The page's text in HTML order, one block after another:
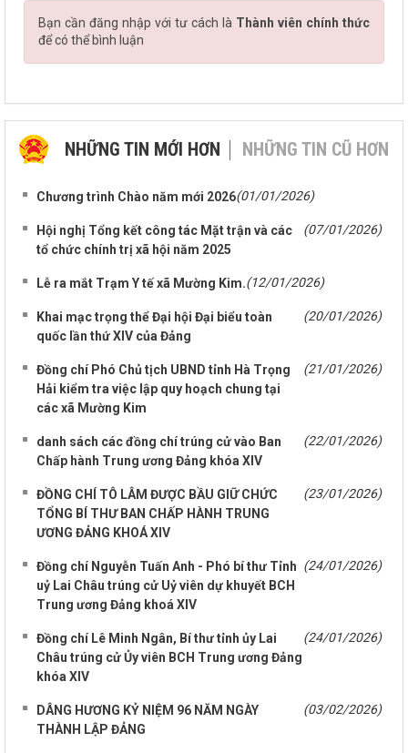
Bạn cần đăng nhập với tư cách là Thành viên chính thức
để có thể bình luận
NHỮNG TIN MỚI HƠN NHỮNG TIN CŨ HƠN
Chương trình Chào năm mới 2026(01/01/2026)
Hội nghị Tổng kết công tác Mặt trận và các
tổ chức chính trị xã hội năm 2025
(07/01/2026)
Lễ ra mắt Trạm Y tế xã Mường Kim.(12/01/2026)
Khai mạc trọng thể Đại hội Đại biểu toàn
quốc lần thứ XIV của Đảng
(20/01/2026)
Đồng chí Phó Chủ tịch UBND tỉnh Hà Trọng
Hải kiểm tra việc lập quy hoạch chung tại
các xã Mường Kim
(21/01/2026)
danh sách các đồng chí trúng cử vào Ban
Chấp hành Trung ương Đảng khóa XIV
(22/01/2026)
ĐỒNG CHÍ TÔ LÂM ĐƯỢC BẦU GIỮ CHỨC
TỔNG BÍ THƯ BAN CHẤP HÀNH TRUNG
ƯƠNG ĐẢNG KHOÁ XIV
(23/01/2026)
Đồng chí Nguyễn Tuấn Anh - Phó bí thư Tỉnh
uỷ Lai Châu trúng cử Uỷ viên dự khuyết BCH
Trung ương Đảng khoá XIV
(24/01/2026)
Đồng chí Lê Minh Ngân, Bí thư tỉnh ủy Lai
Châu trúng cử Ủy viên BCH Trung ương Đảng
khóa XIV
(24/01/2026)
DÂNG HƯƠNG KỶ NIỆM 96 NĂM NGÀY
THÀNH LẬP ĐẢNG
(03/02/2026)